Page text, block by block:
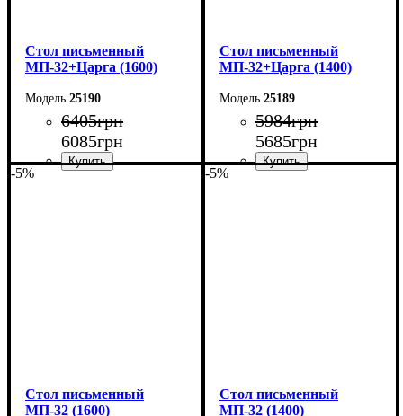
Cтол письменный
МП-32+Царга (1600)
25190
6405грн
6085грн
Cтол письменный
МП-32+Царга (1400)
25189
5984грн
5685грн
-5%
Cтол письменный
МП-32 (1600)
-5%
Cтол письменный
МП-32 (1400)